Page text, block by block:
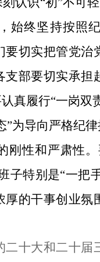
始终坚持按照
要切实把管党治
部要切实承担
真履行“一岗双
为导向严格纪
刚性和严肃性
子特别是“一把
的干事创业
十大和二十